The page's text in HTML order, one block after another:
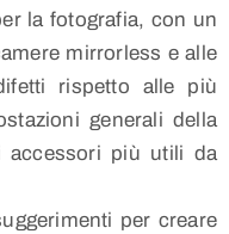
la fotografia, con un
mirrorless e alle
rispetto alle più
generali della
accessori più utili da
per creare